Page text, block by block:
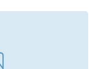
vernieuwd
mossen. Deze